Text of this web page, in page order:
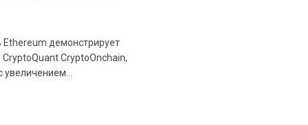
Ethereum демонстрирует
CryptoOnchain,
увеличением...